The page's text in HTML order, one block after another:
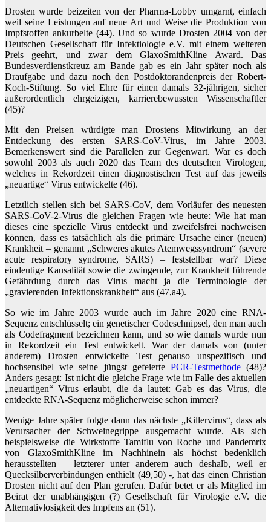
Drosten wurde beizeiten von der Pharma-Lobby umgarnt, einfach
weil seine Leistungen auf neue Art und Weise die Produktion von
Impfstoffen ankurbelte (44). Und so wurde Drosten 2004 von der
Deutschen Gesellschaft für Infektiologie e.V. mit einem weiteren
Preis geehrt, und zwar dem GlaxoSmithKline Award. Das
Bundesverdienstkreuz am Bande gab es ein Jahr später noch als
Draufgabe und dazu noch den Postdoktorandenpreis der Robert-
Koch-Stiftung. So viel Ehre für einen damals 32-jährigen, sicher
außerordentlich ehrgeizigen, karrierebewussten Wissenschaftler
(45)?
Mit den Preisen würdigte man Drostens Mitwirkung an der
Entdeckung des ersten SARS-CoV-Virus, im Jahre 2003.
Bemerkenswert sind die Parallelen zur Gegenwart. War es doch
sowohl 2003 als auch 2020 das Team des deutschen Virologen,
welches in Rekordzeit einen diagnostischen Test auf das jeweils
„neuartige“ Virus entwickelte (46).
Letztlich stellen sich bei SARS-CoV, dem Vorläufer des neuesten
SARS-CoV-2-Virus die gleichen Fragen wie heute: Wie hat man
dieses eine spezielle Virus entdeckt und zweifelsfrei nachweisen
können, dass es tatsächlich als die primäre Ursache einer (neuen)
Krankheit – genannt „Schweres akutes Atemwegssyndrom“ (severe
acute respiratory syndrome, SARS) – feststellbar war? Diese
eindeutige Kausalität sowie die zwingende, zur Krankheit führende
Gefährdung durch das Virus macht ja die Terminologie der
„gravierenden Infektionskrankheit“ aus (47,a4).
So wie im Jahre 2003 wurde auch im Jahre 2020 eine RNA-
Sequenz entschlüsselt; ein genetischer Codeschnipsel, den man auch
als Codefragment bezeichnen kann, und so wie damals wurde nun
in Rekordzeit ein Test entwickelt. War der damals von (unter
anderem) Drosten entwickelte Test genauso unspezifisch und
hochsensibel wie seine jüngst gefeierte PCR-Testmethode(48)?
Anders gesagt: Ist nicht die gleiche Frage wie im Falle des aktuellen
„neuartigen“ Virus erlaubt, die da lautet: Gab es das Virus, die
entdeckte RNA-Sequenz möglicherweise schon immer?
Wenige Jahre später folgte dann das nächste „Killervirus“, dass als
Verursacher der Schweinegrippe ausgemacht wurde. Als sich
beispielsweise die Wirkstoffe Tamiflu von Roche und Pandemrix
von GlaxoSmithKline im Nachhinein als höchst bedenklich
herausstellten – letzterer unter anderem auch deshalb, weil er
Quecksilberverbindungen enthielt (49,50) -, hat das einen Christian
Drosten nicht auf den Plan gerufen. Dafür betet er als Mitglied im
Beirat der unabhängigen (?) Gesellschaft für Virologie e.V. die
Alternativlosigkeit des Impfens an (51).